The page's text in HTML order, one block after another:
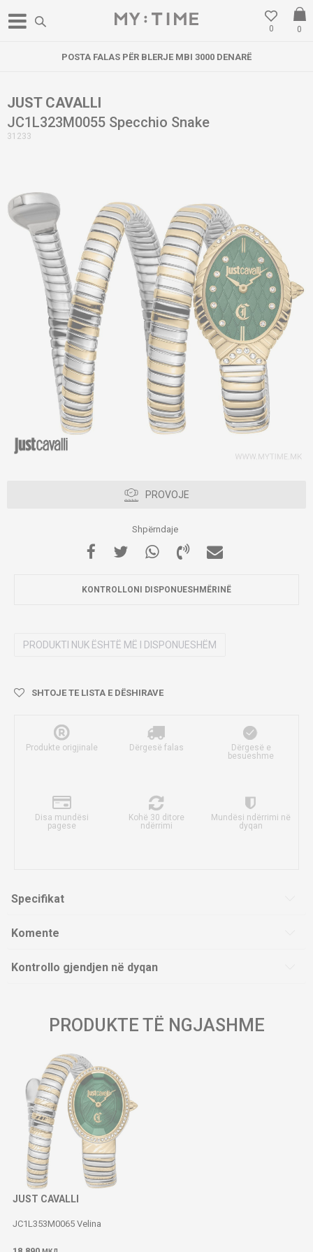
0
0
POSTA FALAS PËR BLERJE MBI 3000 DENARË
JUST CAVALLI
JC1L323M0055 Specchio Snake
31233
PROVOJE
Shpërndaje
KONTROLLONI DISPONUESHMËRINË
PRODUKTI NUK ËSHTË MË I DISPONUESHËM
SHTOJE TE LISTA E DËSHIRAVE
Produkte origjinale Dërgesë falas
Dërgesë e
besueshme
Disa mundësi
pagese
Kohë 30 ditore
ndërrimi
Mundësi ndërrimi në
dyqan
Specifikat
Komente
Kontrollo gjendjen në dyqan
PRODUKTE TË NGJASHME
JUST CAVALLI
JC1L353M0065 Velina